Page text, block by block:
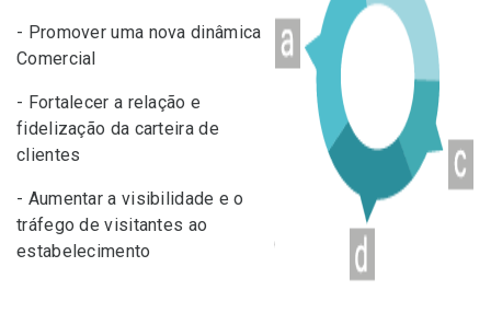
- Promover uma nova dinâmica
Comercial
- Fortalecer a relação e
fidelização da carteira de
clientes
- Aumentar a visibilidade e o
tráfego de visitantes ao
estabelecimento